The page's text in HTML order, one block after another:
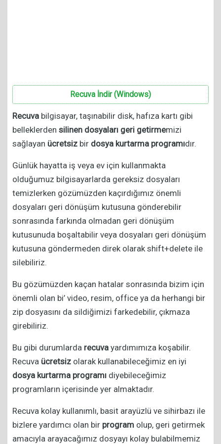
Recuva İndir (Windows)
Recuva bilgisayar, taşınabilir disk, hafıza kartı gibi
belleklerden silinen dosyaları geri getirmemizi
sağlayan ücretsiz bir dosya kurtarma programıdır.
Günlük hayatta iş veya ev için kullanmakta
olduğumuz bilgisayarlarda gereksiz dosyaları
temizlerken gözümüzden kaçırdığımız önemli
dosyaları geri dönüşüm kutusuna gönderebilir
sonrasında farkında olmadan geri dönüşüm
kutusunuda boşaltabilir veya dosyaları geri dönüşüm
kutusuna göndermeden direk olarak shift+delete ile
silebiliriz.
Bu gözümüzden kaçan hatalar sonrasında bizim için
önemli olan bi’ video, resim, office ya da herhangi bir
zip dosyasını da sildiğimizi farkedebilir, çıkmaza
girebiliriz.
Bu gibi durumlarda recuva yardımımıza koşabilir.
Recuva ücretsiz olarak kullanabileceğimiz en iyi
dosya kurtarma programı diyebileceğimiz
programların içerisinde yer almaktadır.
Recuva kolay kullanımlı, basit arayüzlü ve sihirbazı ile
bizlere yardımcı olan bir program olup, geri getirmek
amacıyla arayacağımız dosyayı kolay bulabilmemiz